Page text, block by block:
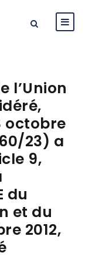
l’Union
octobre
23) a
9,
du
et du
2012,